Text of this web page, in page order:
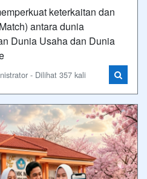
keterkaitan dan
antara dunia
Dunia Usaha dan Dunia
- Dilihat 357 kali